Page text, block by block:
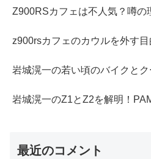
Z900RSカフェは不人気？噂の
z900rsカフェのカウルを外す
岩城滉一の若い頃のバイクとク
岩城滉一のZ1とZ2を解明！
最近のコメント